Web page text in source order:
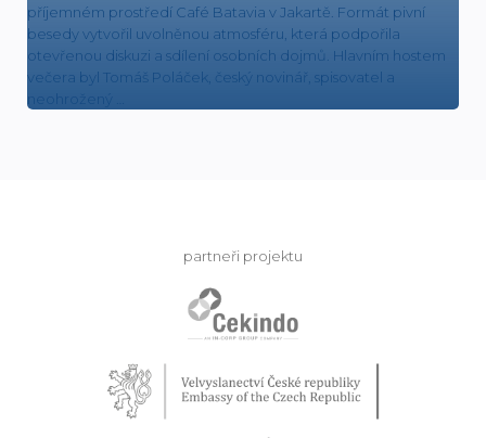
příjemném prostředí Café Batavia v Jakartě. Formát pivní
besedy vytvořil uvolněnou atmosféru, která podpořila
otevřenou diskuzi a sdílení osobních dojmů. Hlavním hostem
večera byl Tomáš Poláček, český novinář, spisovatel a
neohrožený …
partneři projektu